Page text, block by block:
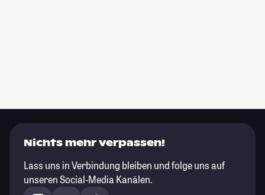
Nichts mehr verpassen!
Lass uns in Verbindung bleiben und folge uns auf
unseren Social-Media Kanälen.